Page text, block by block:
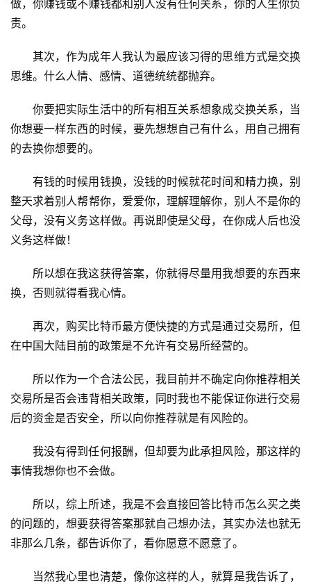
新
闻
情
分
析
圈
问
题
做，你赚钱或不赚钱都和别人没有任何关系，你的人生你负
责。
其次，作为成年人我认为最应该习得的思维方式是交换
思维。什么人情、感情、道德统统都抛弃。
你要把实际生活中的所有相互关系想象成交换关系，当
你想要一样东西的时候，要先想想自己有什么，用自己拥有
的去换你想要的。
有钱的时候用钱换，没钱的时候就花时间和精力换，别
整天求着别人帮帮你，爱爱你，理解理解你，别人不是你的
父母，没有义务这样做。再说即使是父母，在你成人后也没
义务这样做！
所以想在我这获得答案，你就得尽量用我想要的东西来
换，否则就得看我心情。
再次，购买比特币最方便快捷的方式是通过交易所，但
在中国大陆目前的政策是不允许有交易所经营的。
所以作为一个合法公民，我目前并不确定向你推荐相关
交易所是否会违背相关政策，同时我也不能保证你进行交易
后的资金是否安全，所以向你推荐就是有风险的。
我没有得到任何报酬，但却要为此承担风险，那这样的
事情我想你也不会做。
所以，综上所述，我是不会直接回答比特币怎么买之类
的问题的，想要获得答案那就自己想办法，其实办法也就无
非那么几条，都告诉你了，看你愿意不愿意了。
当然我心里也清楚，像你这样的人，就算是我告诉了，